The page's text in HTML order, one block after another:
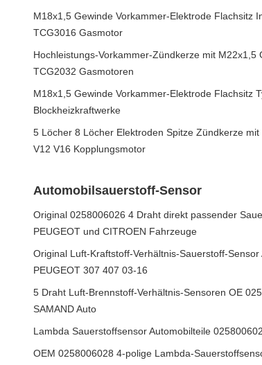
M18x1,5 Gewinde Vorkammer-Elektrode Flachsitz
TCG3016 Gasmotor
Hochleistungs-Vorkammer-Zündkerze mit M22x1,5
TCG2032 Gasmotoren
M18x1,5 Gewinde Vorkammer-Elektrode Flachsitz
Blockheizkraftwerke
5 Löcher 8 Löcher Elektroden Spitze Zündkerze
V12 V16 Kopplungsmotor
Automobilsauerstoff-Sensor
Original 0258006026 4 Draht direkt passender
PEUGEOT und CITROEN Fahrzeuge
Original Luft-Kraftstoff-Verhältnis-Sauerstoff-
PEUGEOT 307 407 03-16
5 Draht Luft-Brennstoff-Verhältnis-Sensoren OE
SAMAND Auto
Lambda Sauerstoffsensor Automobilteile
OEM 0258006028 4-polige Lambda-